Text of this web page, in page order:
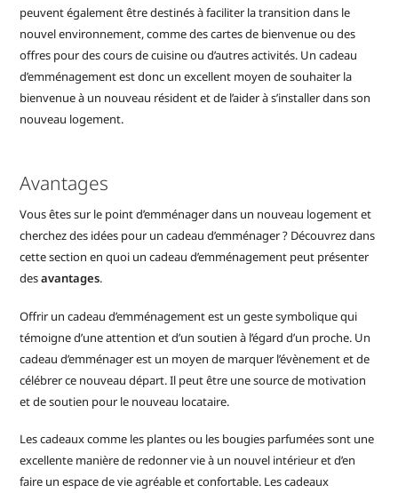
peuvent également être destinés à faciliter la transition dans le
nouvel environnement, comme des cartes de bienvenue ou des
offres pour des cours de cuisine ou d’autres activités. Un cadeau
d’emménagement est donc un excellent moyen de souhaiter la
bienvenue à un nouveau résident et de l’aider à s’installer dans son
nouveau logement.
Avantages
Vous êtes sur le point d’emménager dans un nouveau logement et
cherchez des idées pour un cadeau d’emménager ? Découvrez dans
cette section en quoi un cadeau d’emménagement peut présenter
desavantages.
Offrir un cadeau d’emménagement est un geste symbolique qui
témoigne d’une attention et d’un soutien à l’égard d’un proche. Un
cadeau d’emménager est un moyen de marquer l’évènement et de
célébrer ce nouveau départ. Il peut être une source de motivation
et de soutien pour le nouveau locataire.
Les cadeaux comme les plantes ou les bougies parfumées sont une
excellente manière de redonner vie à un nouvel intérieur et d’en
faire un espace de vie agréable et confortable. Les cadeaux